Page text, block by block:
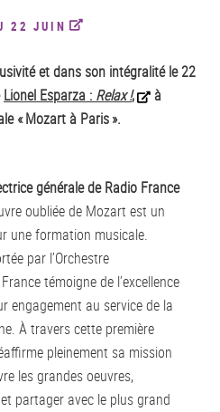
22 JUIN
et dans son intégralité le 22
Lionel Esparza : Relax !,
à
« Mozart à Paris ».
générale de Radio France
oubliée de Mozart est un
une formation musicale.
par l’Orchestre
témoigne de l’excellence
engagement au service de la
À travers cette première
pleinement sa mission
les grandes oeuvres,
partager avec le plus grand